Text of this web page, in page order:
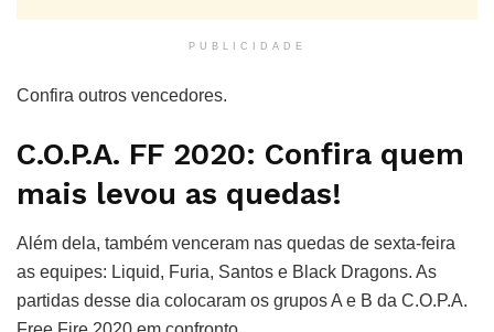
PUBLICIDADE
Confira outros vencedores.
C.O.P.A. FF 2020: Confira quem
mais levou as quedas!
Além dela, também venceram nas quedas de sexta-feira
as equipes: Liquid, Furia, Santos e Black Dragons. As
partidas desse dia colocaram os grupos A e B da C.O.P.A.